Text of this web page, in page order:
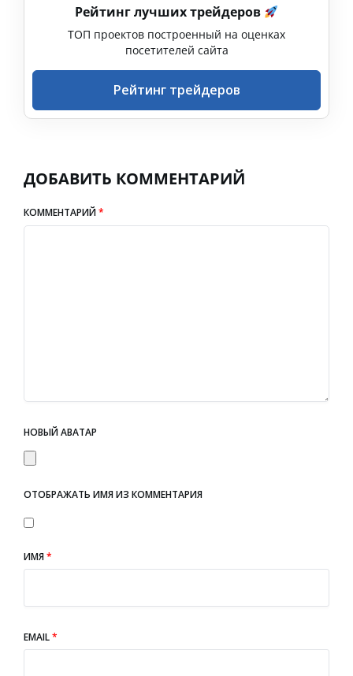
Рейтинг лучших трейдеров
ТОП проектов построенный на оценках
посетителей сайта
Рейтинг трейдеров
ДОБАВИТЬ КОММЕНТАРИЙ
КОММЕНТАРИЙ*
НОВЫЙ АВАТАР
ОТОБРАЖАТЬ ИМЯ ИЗ КОММЕНТАРИЯ
ИМЯ*
EMAIL*